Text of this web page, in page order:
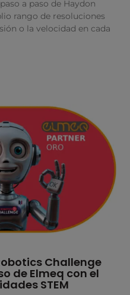
a paso de Haydon
rango de resoluciones
o la velocidad en cada
Challenge
de Elmeq con el
STEM